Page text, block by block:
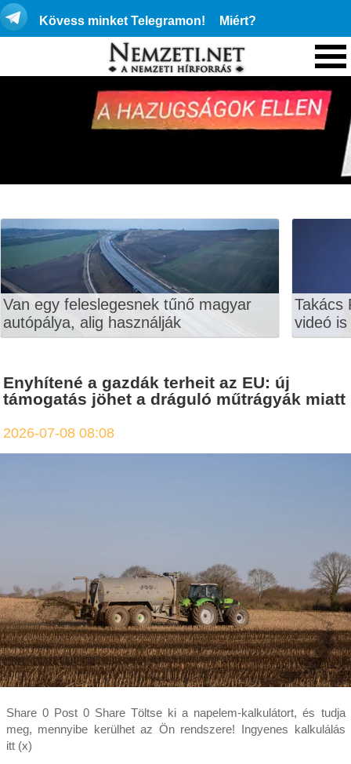
Kövess minket Telegramon! Miért?
Van egy feleslegesnek tűnő magyar
autópálya, alig használják
Takács
videó
Enyhítené a gazdák terheit az EU: új
támogatás jöhet a dráguló műtrágyák miatt
2026-07-08 08:08
Share 0 Post 0 Share Töltse ki a napelem-kalkulátort, és tudja
meg, mennyibe kerülhet az Ön rendszere! Ingyenes kalkulálás
itt (x)